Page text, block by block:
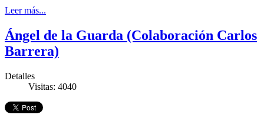
Leer más...
Ángel de la Guarda (Colaboración Carlos
Barrera)
Detalles
Visitas: 4040